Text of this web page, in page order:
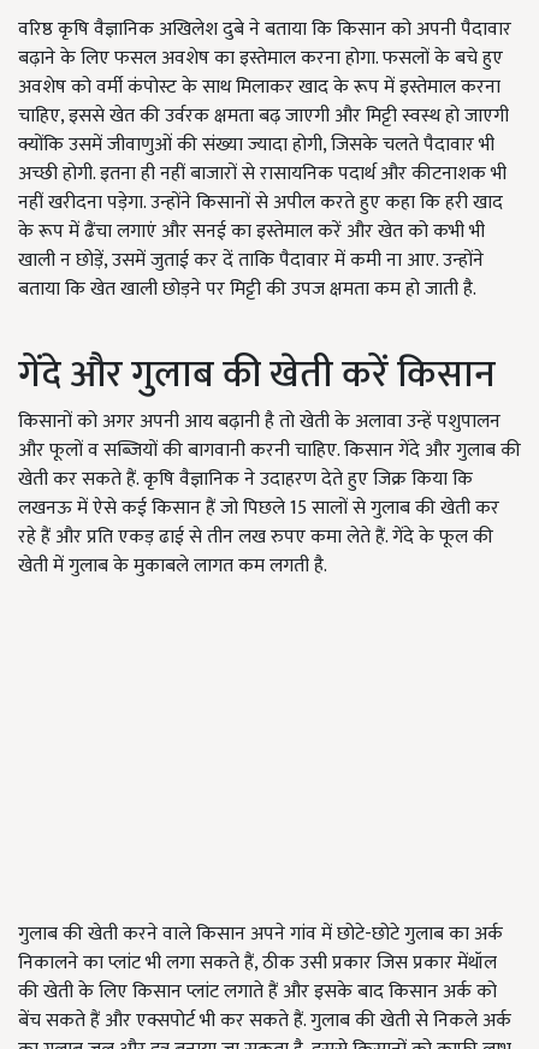
वरिष्ठ कृषि वैज्ञानिक अखिलेश दुबे ने बताया कि किसान को अपनी पैदावार
बढ़ाने के लिए फसल अवशेष का इस्तेमाल करना होगा. फसलों के बचे हुए
अवशेष को वर्मी कंपोस्ट के साथ मिलाकर खाद के रूप में इस्तेमाल करना
चाहिए, इससे खेत की उर्वरक क्षमता बढ़ जाएगी और मिट्टी स्वस्थ हो जाएगी
क्योंकि उसमें जीवाणुओं की संख्या ज्यादा होगी, जिसके चलते पैदावार भी
अच्छी होगी. इतना ही नहीं बाजारों से रासायनिक पदार्थ और कीटनाशक भी
नहीं खरीदना पड़ेगा. उन्होंने किसानों से अपील करते हुए कहा कि हरी खाद
के रूप में ढैंचा लगाएं और सनई का इस्तेमाल करें और खेत को कभी भी
खाली न छोड़ें, उसमें जुताई कर दें ताकि पैदावार में कमी ना आए. उन्होंने
बताया कि खेत खाली छोड़ने पर मिट्टी की उपज क्षमता कम हो जाती है.
गेंदे और गुलाब की खेती करें किसान
किसानों को अगर अपनी आय बढ़ानी है तो खेती के अलावा उन्हें पशुपालन
और फूलों व सब्जियों की बागवानी करनी चाहिए. किसान गेंदे और गुलाब की
खेती कर सकते हैं. कृषि वैज्ञानिक ने उदाहरण देते हुए जिक्र किया कि
लखनऊ में ऐसे कई किसान हैं जो पिछले 15 सालों से गुलाब की खेती कर
रहे हैं और प्रति एकड़ ढाई से तीन लख रुपए कमा लेते हैं. गेंदे के फूल की
खेती में गुलाब के मुकाबले लागत कम लगती है.
गुलाब की खेती करने वाले किसान अपने गांव में छोटे-छोटे गुलाब का अर्क
निकालने का प्लांट भी लगा सकते हैं, ठीक उसी प्रकार जिस प्रकार मेंथॉल
की खेती के लिए किसान प्लांट लगाते हैं और इसके बाद किसान अर्क को
बेंच सकते हैं और एक्सपोर्ट भी कर सकते हैं. गुलाब की खेती से निकले अर्क